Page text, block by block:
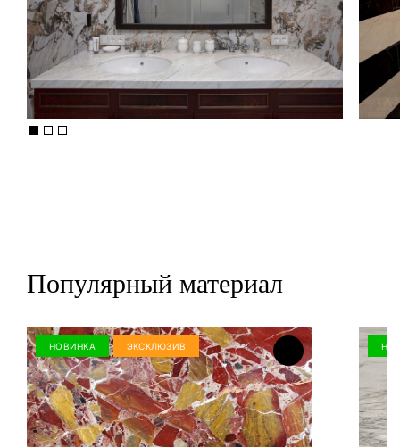
Популярный материал
НОВИНКА ЭКСКЛЮЗИВ